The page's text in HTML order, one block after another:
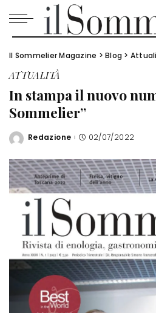
Il Sommelier Magazine >Blog >
ATTUALITÀ
In stampa il nuovo
Sommelier”
Posted
Redazione 02/07/2022